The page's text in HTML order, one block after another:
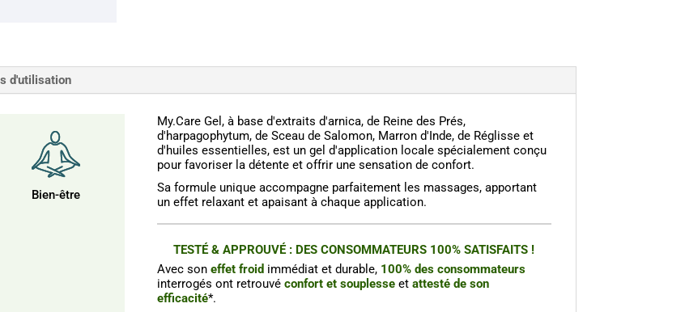
d'utilisation
Bien-être
My.Care Gel, à base d'extraits d'arnica, de Reine des Prés,
d'harpagophytum, de Sceau de Salomon, Marron d'Inde, de Réglisse et
d'huiles essentielles, est un gel d'application locale spécialement conçu
pour favoriser la détente et offrir une sensation de confort.
Sa formule unique accompagne parfaitement les massages, apportant
un effet relaxant et apaisant à chaque application.
TESTÉ & APPROUVÉ : DES CONSOMMATEURS 100% SATISFAITS !
Avec soneffet froid immédiat et durable, 100% des consommateurs
interrogés ont retrouvéconfort et souplesse etattesté de son
efficacité*.